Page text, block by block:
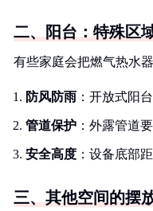
二、阳台：特殊区
有些家庭会把燃气热水
防风防雨 ：开放式阳
管道保护 ：外露管道
安全高度 ：设备底部
三、其他空间的摆